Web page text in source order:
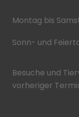
Montag bis
Sonn- und
Besuche und
vorheriger